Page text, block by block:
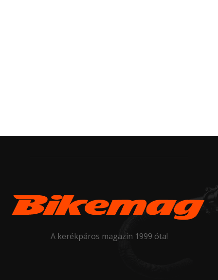
A kerékpáros magazin 1999 óta!